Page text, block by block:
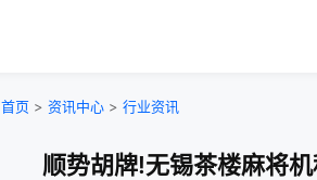
首页 > 资讯中心 > 行业资讯
顺势胡牌!无锡茶楼麻将